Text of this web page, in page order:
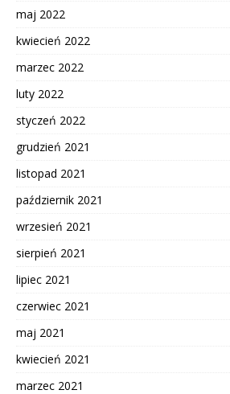
maj 2022
kwiecień 2022
marzec 2022
luty 2022
styczeń 2022
grudzień 2021
listopad 2021
październik 2021
wrzesień 2021
sierpień 2021
lipiec 2021
czerwiec 2021
maj 2021
kwiecień 2021
marzec 2021